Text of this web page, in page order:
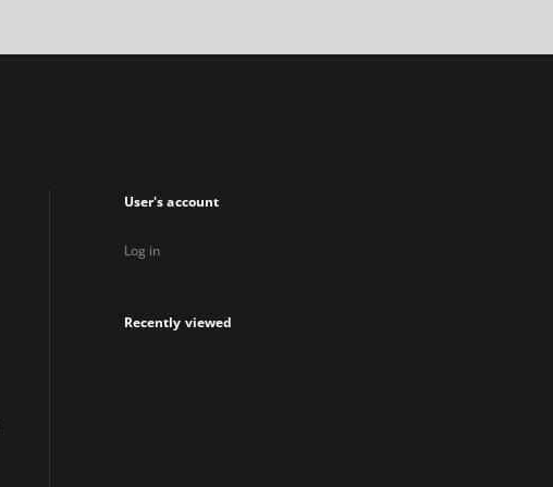
a
User's account
Log in
Recently viewed